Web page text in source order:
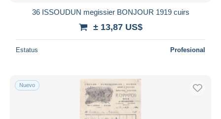
iDeal
Maestro
Deseleccionar todo
36 ISSOUDUN megissier BONJOUR 1919 cuirs
± 13,87 US$
Estatus Profesional
Nuevo